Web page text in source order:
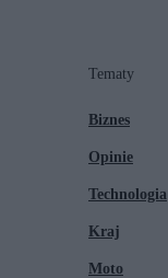
Tematy
Biznes
Opinie
Technologia
Kraj
Moto